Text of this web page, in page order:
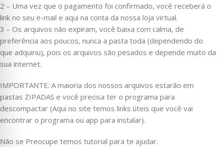
2 – Uma vez que o pagamento foi confirmado, você receberá o
link no seu e-mail e aqui na conta da nossa loja virtual.
3 – Os arquivos não expiram, você baixa com calma, de
preferência aos poucos, nunca a pasta toda (dependendo do
que adquiriu), pois os arquivos são pesados e depende muito da
sua internet.
IMPORTANTE: A maioria dos nossos arquivos estarão em
pastas ZIPADAS e você precisa ter o programa para
descompactar (Aqui no site temos links úteis que você vai
encontrar o programa ou app para instalar).
Não se Preocupe temos tutorial para te ajudar.